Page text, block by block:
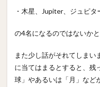
・木星、Jupiter、ジュピタ
の4名になるのではないかと
また少し話がそれてしまい
に当てはまるとすると、残
球」やあるいは「月」など